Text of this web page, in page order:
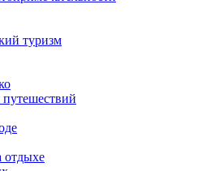
туризм
отдыхе